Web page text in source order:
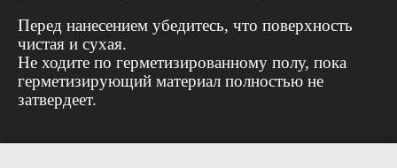
Перед нанесением убедитесь, что поверхность
чистая и сухая.
Не ходите по герметизированному полу, пока
герметизирующий материал полностью не
затвердеет.